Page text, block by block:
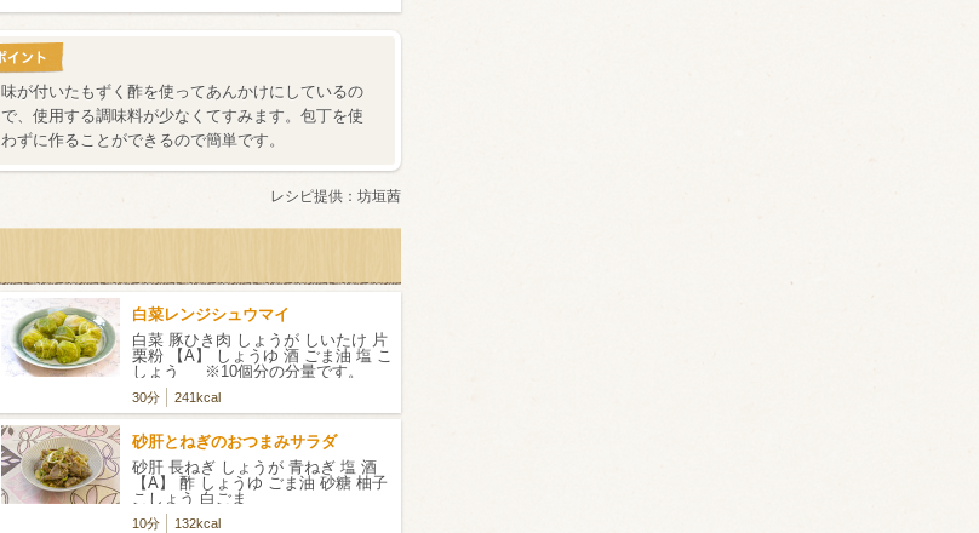
味が付いたもずく酢を使ってあんかけにしているの
で、使用する調味料が少なくてすみます。包丁を使
わずに作ることができるので簡単です。
レシピ提供： 坊垣茜
白菜レンジシュウマイ
白菜 豚ひき肉 しょうが しいたけ 片
栗粉 【A】 しょうゆ 酒 ごま油 塩 こ
しょう ※10個分の分量です。
30分 241kcal
砂肝とねぎのおつまみサラダ
砂肝 長ねぎ しょうが 青ねぎ 塩 酒
【A】 酢 しょうゆ ごま油 砂糖 柚子
こしょう 白ごま
10分 132kcal